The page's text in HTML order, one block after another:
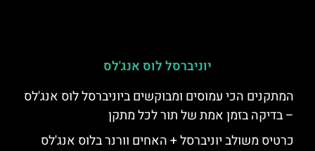
יוניברסל לוס אנג'לס
המתקנים הכי עמוסים ומבוקשים ביוניברסל לוס אנג'לס
– בדיקה בזמן אמת של תור לכל מתקן
כרטיס משולב יוניברסל + האחים וורנר בלוס אנג'לס